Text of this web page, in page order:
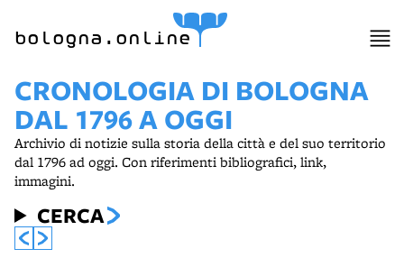
bologna.online
CRONOLOGIA DI BOLOGNA
DAL 1796 A OGGI
Archivio di notizie sulla storia della città e del suo territorio
dal 1796 ad oggi. Con riferimenti bibliografici, link,
immagini.
CERCA